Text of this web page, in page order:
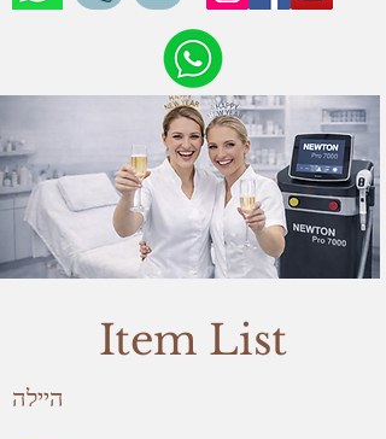
Item List
היילה